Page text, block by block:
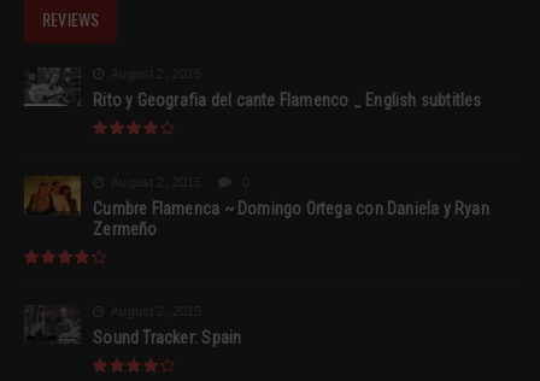
REVIEWS
Rito y Geografia del cante Flamenco _ English subtitles
Cumbre Flamenca ~ Domingo Ortega con Daniela y Ryan
Zermeño
Sound Tracker: Spain